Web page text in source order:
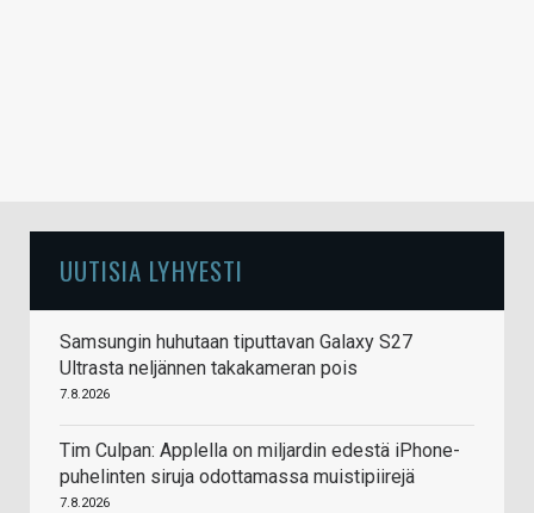
UUTISIA LYHYESTI
Samsungin huhutaan tiputtavan Galaxy S27
Ultrasta neljännen takakameran pois
7.8.2026
Tim Culpan: Applella on miljardin edestä iPhone-
puhelinten siruja odottamassa muistipiirejä
7.8.2026